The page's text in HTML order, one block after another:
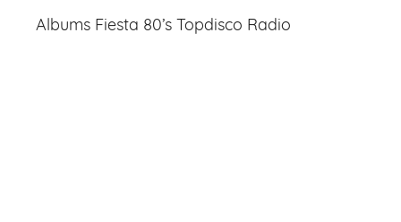
Albums Fiesta 80’s Topdisco Radio